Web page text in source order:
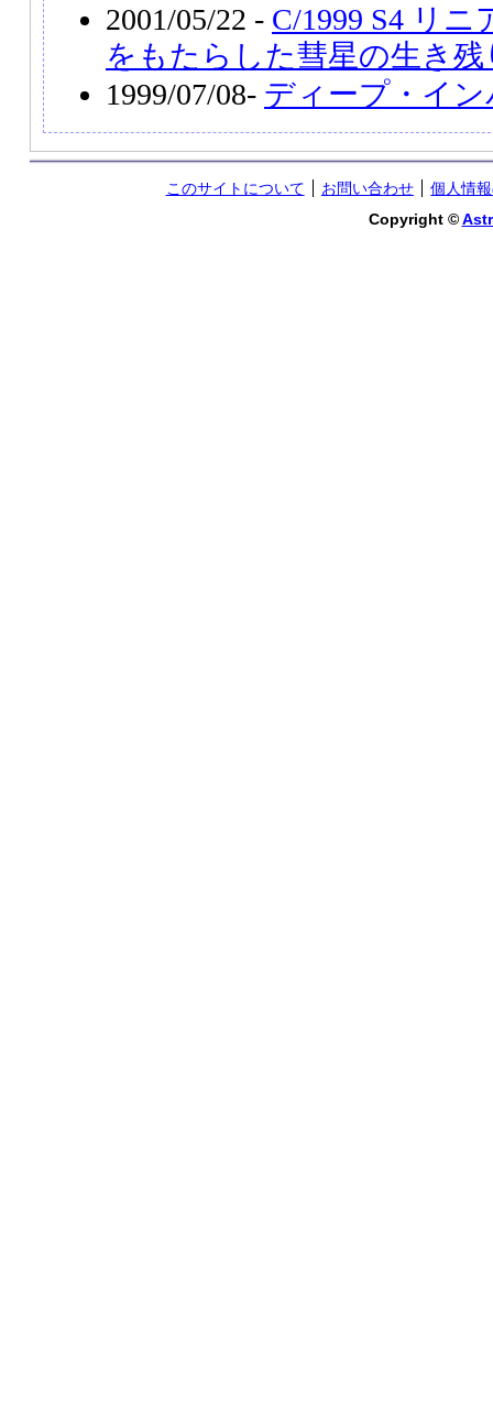
2001/05/22 - C/1999 S4 リ
をもたらした彗星の生き残
1999/07/08- ディープ・イ
このサイトについて お問い合わせ
個人情
Copyright ©